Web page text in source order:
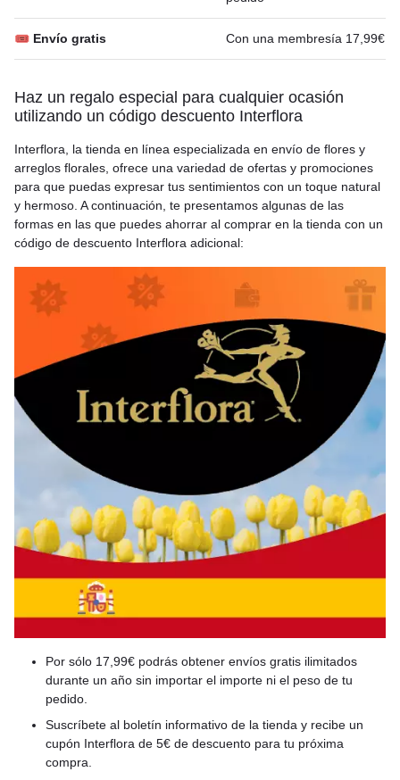
🎟 Envío gratis Con una membresía 17,99€
Haz un regalo especial para cualquier ocasión
utilizando un código descuento Interflora
Interflora, la tienda en línea especializada en envío de flores y
arreglos florales, ofrece una variedad de ofertas y promociones
para que puedas expresar tus sentimientos con un toque natural
y hermoso. A continuación, te presentamos algunas de las
formas en las que puedes ahorrar al comprar en la tienda con un
código de descuento Interflora adicional:
Por sólo 17,99€ podrás obtener envíos gratis ilimitados
durante un año sin importar el importe ni el peso de tu
pedido.
Suscríbete al boletín informativo de la tienda y recibe un
cupón Interflora de 5€ de descuento para tu próxima
compra.